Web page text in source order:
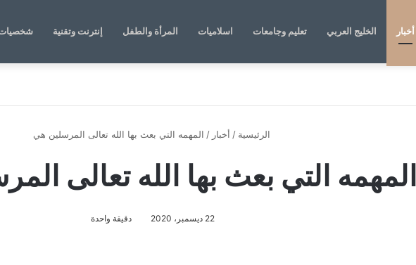
أخبار الخليج العربي تعليم وجامعات اسلاميات المرأة والطفل إنترنت وتقنية شخصيات
الرئيسية / أخبار / المهمه التي بعث بها الله تعالى المرسلين هي
المهمه التي بعث بها الله تعالى
22 ديسمبر، 2020 دقيقة واحدة